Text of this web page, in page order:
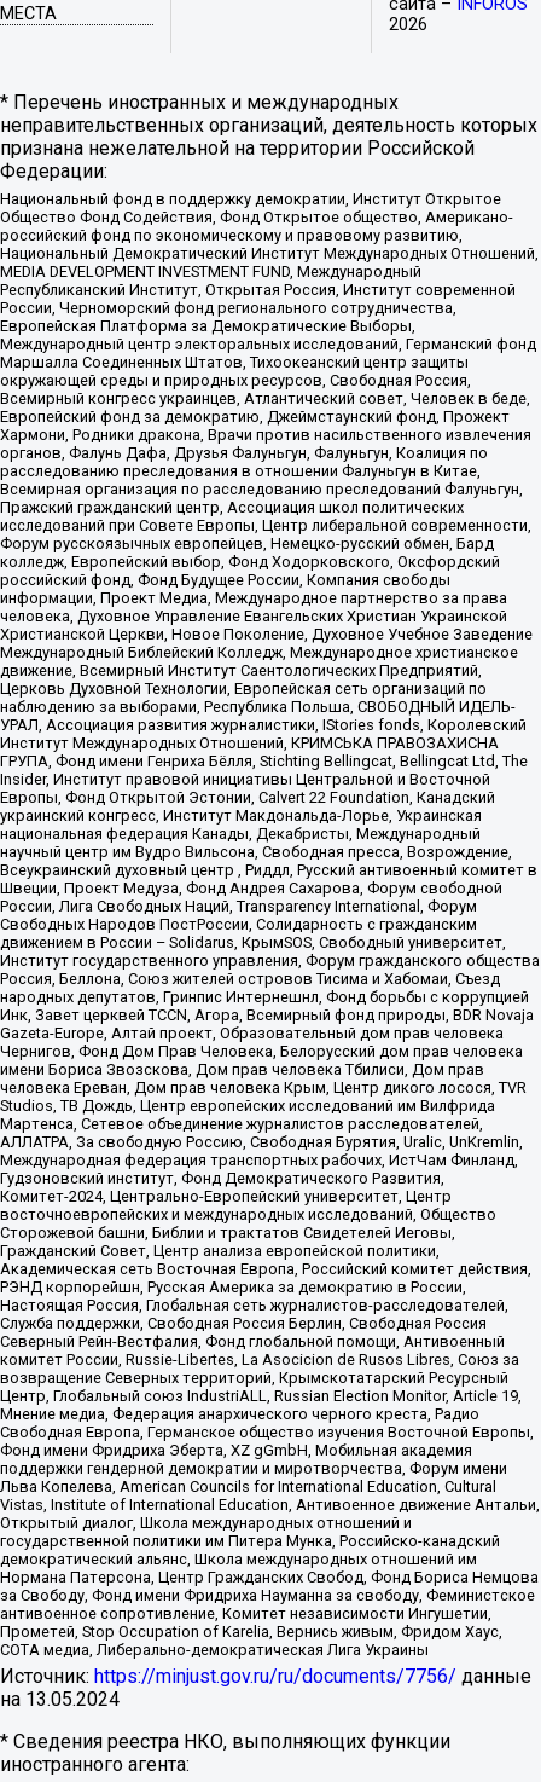
МЕСТА
сайта –
INFOROS
2026
* Перечень иностранных и международных
неправительственных организаций, деятельность которых
признана нежелательной на территории Российской
Федерации:
Национальный фонд в поддержку демократии, Институт Открытое
Общество Фонд Содействия, Фонд Открытое общество, Американо-
российский фонд по экономическому и правовому развитию,
Национальный Демократический Институт Международных Отношений,
MEDIA DEVELOPMENT INVESTMENT FUND, Международный
Республиканский Институт, Открытая Россия, Институт современной
России, Черноморский фонд регионального сотрудничества,
Европейская Платформа за Демократические Выборы,
Международный центр электоральных исследований, Германский фонд
Маршалла Соединенных Штатов, Тихоокеанский центр защиты
окружающей среды и природных ресурсов, Свободная Россия,
Всемирный конгресс украинцев, Атлантический совет, Человек в беде,
Европейский фонд за демократию, Джеймстаунский фонд, Прожект
Хармони, Родники дракона, Врачи против насильственного извлечения
органов, Фалунь Дафа, Друзья Фалуньгун, Фалуньгун, Коалиция по
расследованию преследования в отношении Фалуньгун в Китае,
Всемирная организация по расследованию преследований Фалуньгун,
Пражский гражданский центр, Ассоциация школ политических
исследований при Совете Европы, Центр либеральной современности,
Форум русскоязычных европейцев, Немецко-русский обмен, Бард
колледж, Европейский выбор, Фонд Ходорковского, Оксфордский
российский фонд, Фонд Будущее России, Компания свободы
информации, Проект Медиа, Международное партнерство за права
человека, Духовное Управление Евангельских Христиан Украинской
Христианской Церкви, Новое Поколение, Духовное Учебное Заведение
Международный Библейский Колледж, Международное христианское
движение, Всемирный Институт Саентологических Предприятий,
Церковь Духовной Технологии, Европейская сеть организаций по
наблюдению за выборами, Республика Польша, СВОБОДНЫЙ ИДЕЛЬ-
УРАЛ, Ассоциация развития журналистики, IStories fonds, Королевский
Институт Международных Отношений, КРИМСЬКА ПРАВОЗАХИСНА
ГРУПА, Фонд имени Генриха Бёлля, Stichting Bellingcat, Bellingcat Ltd, The
Insider, Институт правовой инициативы Центральной и Восточной
Европы, Фонд Открытой Эстонии, Calvert 22 Foundation, Канадский
украинский конгресс, Институт Макдональда-Лорье, Украинская
национальная федерация Канады, Декабристы, Международный
научный центр им Вудро Вильсона, Свободная пресса, Возрождение,
Всеукраинский духовный центр , Риддл, Русский антивоенный комитет в
Швеции, Проект Медуза, Фонд Андрея Сахарова, Форум свободной
России, Лига Свободных Наций, Transparеncy International, Форум
Свободных Народов ПостРоссии, Солидарность с гражданским
движением в России – Solidarus, КрымSOS, Свободный университет,
Институт государственного управления, Форум гражданского общества
Россия, Беллона, Союз жителей островов Тисима и Хабомаи, Съезд
народных депутатов, Гринпис Интернешнл, Фонд борьбы с коррупцией
Инк, Завет церквей TCCN, Агора, Всемирный фонд природы, BDR Novaja
Gazeta-Europe, Алтай проект, Образовательный дом прав человека
Чернигов, Фонд Дом Прав Человека, Белорусский дом прав человека
имени Бориса Звозскова, Дом прав человека Тбилиси, Дом прав
человека Ереван, Дом прав человека Крым, Центр дикого лосося, TVR
Studios, ТВ Дождь, Центр европейских исследований им Вилфрида
Мартенса, Сетевое объединение журналистов расследователей,
АЛЛАТРА, За свободную Россию, Свободная Бурятия, Uralic, UnKremlin,
Международная федерация транспортных рабочих, ИстЧам Финланд,
Гудзоновский институт, Фонд Демократического Развития,
Комитет-2024, Центрально-Европейский университет, Центр
восточноевропейских и международных исследований, Общество
Сторожевой башни, Библии и трактатов Свидетелей Иеговы,
Гражданский Совет, Центр анализа европейской политики,
Академическая сеть Восточная Европа, Российский комитет действия,
РЭНД корпорейшн, Русская Америка за демократию в России,
Настоящая Россия, Глобальная сеть журналистов-расследователей,
Служба поддержки, Свободная Россия Берлин, Свободная Россия
Северный Рейн-Вестфалия, Фонд глобальной помощи, Антивоенный
комитет России, Russie-Libertes, La Asocicion de Rusos Libres, Союз за
возвращение Северных территорий, Крымскотатарский Ресурсный
Центр, Глобальный союз IndustriALL, Russian Election Monitor, Article 19,
Мнение медиа, Федерация анархического черного креста, Радио
Свободная Европа, Германское общество изучения Восточной Европы,
Фонд имени Фридриха Эберта, XZ gGmbH, Мобильная академия
поддержки гендерной демократии и миротворчества, Форум имени
Льва Копелева, American Councils for International Education, Cultural
Vistas, Institute of International Education, Антивоенное движение Антальи,
Открытый диалог, Школа международных отношений и
государственной политики им Питера Мунка, Российско-канадский
демократический альянс, Школа международных отношений им
Нормана Патерсона, Центр Гражданских Свобод, Фонд Бориса Немцова
за Свободу, Фонд имени Фридриха Науманна за свободу, Феминистское
антивоенное сопротивление, Комитет независимости Ингушетии,
Прометей, Stop Occupation of Karelia, Вернись живым, Фридом Хаус,
СОТА медиа, Либерально-демократическая Лига Украины
Источник: https://minjust.gov.ru/ru/documents/7756/ данные
на 13.05.2024
* Сведения реестра НКО, выполняющих функции
иностранного агента: